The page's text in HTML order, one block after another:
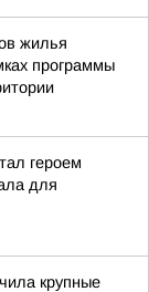
жилья
программы
героем
для
крупные